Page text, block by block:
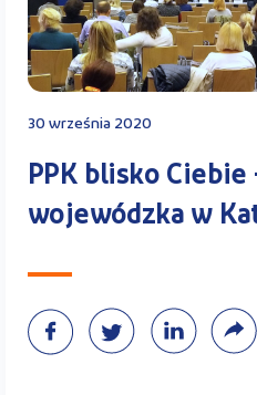
Kontakt
30 września 2020
PPK blisko
wojewódzka w